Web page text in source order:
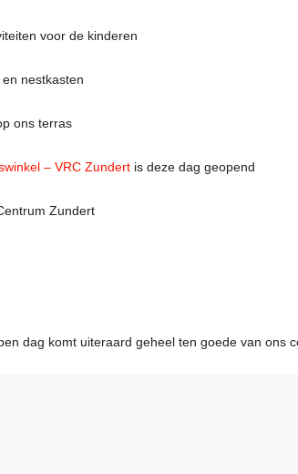
voor de kinderen
nestkasten
ons terras
– VRC Zundertis deze dag geopend
Zundert
dag komt uiteraard geheel ten goede van ons